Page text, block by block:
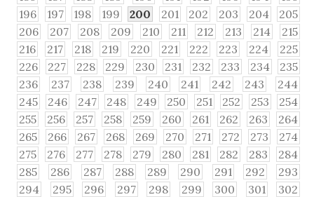
196
197 198 199 200 201 202 203 204
205
206
207 208 209 210 211 212 213 214
215
216
217 218 219 220 221 222 223 224
225
226
227 228 229 230 231 232 233 234
235
236
237 238 239 240 241 242 243
244
245
246 247 248 249 250 251 252 253
254
255
256 257 258 259 260 261 262 263
264
265
266 267 268 269 270 271 272 273
274
275
276 277 278 279 280 281 282 283
284
285
286 287 288 289 290 291 292
293
294
295 296 297 298 299 300 301
302